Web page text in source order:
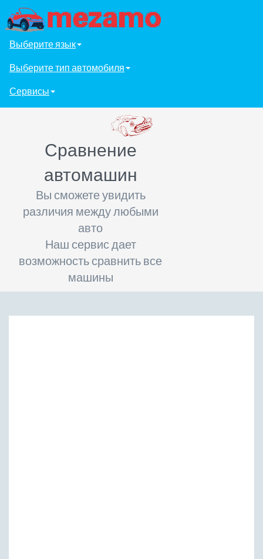
Выберите язык
Выберите тип автомобиля
Сервисы
Сравнение
автомашин
Вы сможете увидить
различия между любыми
авто
Наш сервис дает
возможность сравнить все
машины